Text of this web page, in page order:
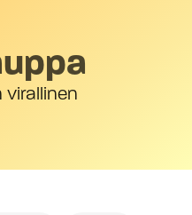
virallinen